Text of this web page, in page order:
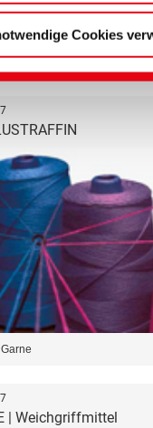
Cookies
oder Nonwoven
| Weichgriffmittel